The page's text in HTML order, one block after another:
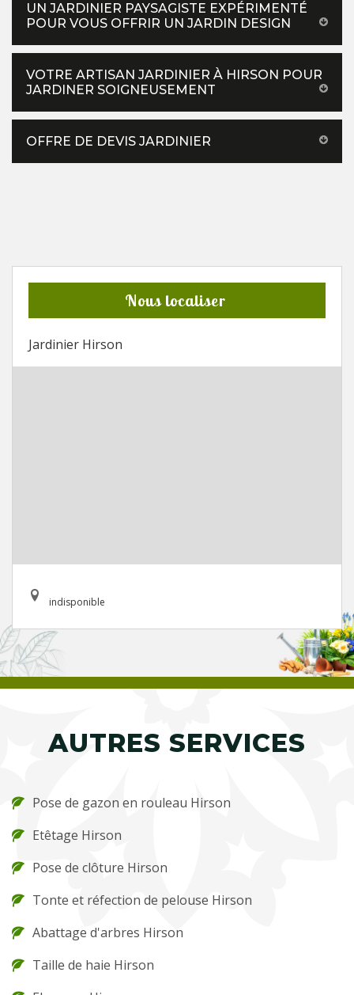
UN JARDINIER PAYSAGISTE EXPÉRIMENTÉ
POUR VOUS OFFRIR UN JARDIN DESIGN
VOTRE ARTISAN JARDINIER À HIRSON POUR
JARDINER SOIGNEUSEMENT
OFFRE DE DEVIS JARDINIER
Nous localiser
Jardinier Hirson
indisponible
AUTRES SERVICES
Pose de gazon en rouleau Hirson
Etêtage Hirson
Pose de clôture Hirson
Tonte et réfection de pelouse Hirson
Abattage d'arbres Hirson
Taille de haie Hirson